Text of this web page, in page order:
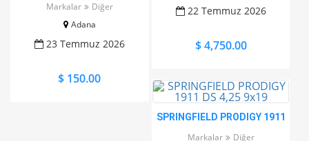
ORJİNAL ŞARJÖRLERİ
BULUNUR
Markalar
Diğer
Adana
23 Temmuz 2026
$ 150.00
22 Temmuz 2026
$ 4,750.00
SPRINGFIELD PRODIGY 1911
Markalar
Diğer